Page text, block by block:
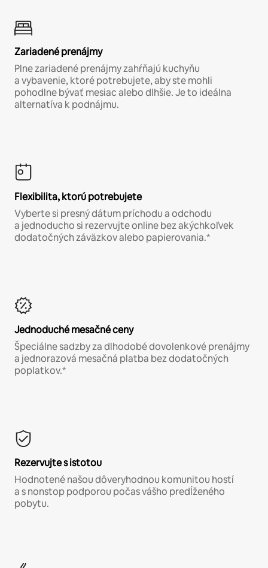
Zariadené prenájmy
Plne zariadené prenájmy zahŕňajú kuchyňu
a vybavenie, ktoré potrebujete, aby ste mohli
pohodlne bývať mesiac alebo dlhšie. Je to ideálna
alternatíva k podnájmu.
Flexibilita, ktorú potrebujete
Vyberte si presný dátum príchodu a odchodu
a jednoducho si rezervujte online bez akýchkoľvek
dodatočných záväzkov alebo papierovania.*
Jednoduché mesačné ceny
Špeciálne sadzby za dlhodobé dovolenkové prenájmy
a jednorazová mesačná platba bez dodatočných
poplatkov.*
Rezervujte s istotou
Hodnotené našou dôveryhodnou komunitou hostí
a s nonstop podporou počas vášho predĺženého
pobytu.